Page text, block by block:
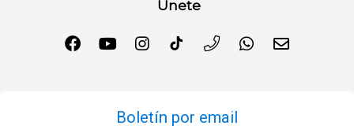
Únete
Boletín por email